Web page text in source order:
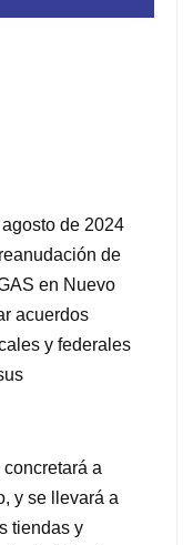
de 2024
de
en Nuevo
acuerdos
y federales
a
y se llevará a
tiendas y